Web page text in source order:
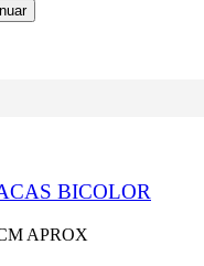
BICOLOR
APROX